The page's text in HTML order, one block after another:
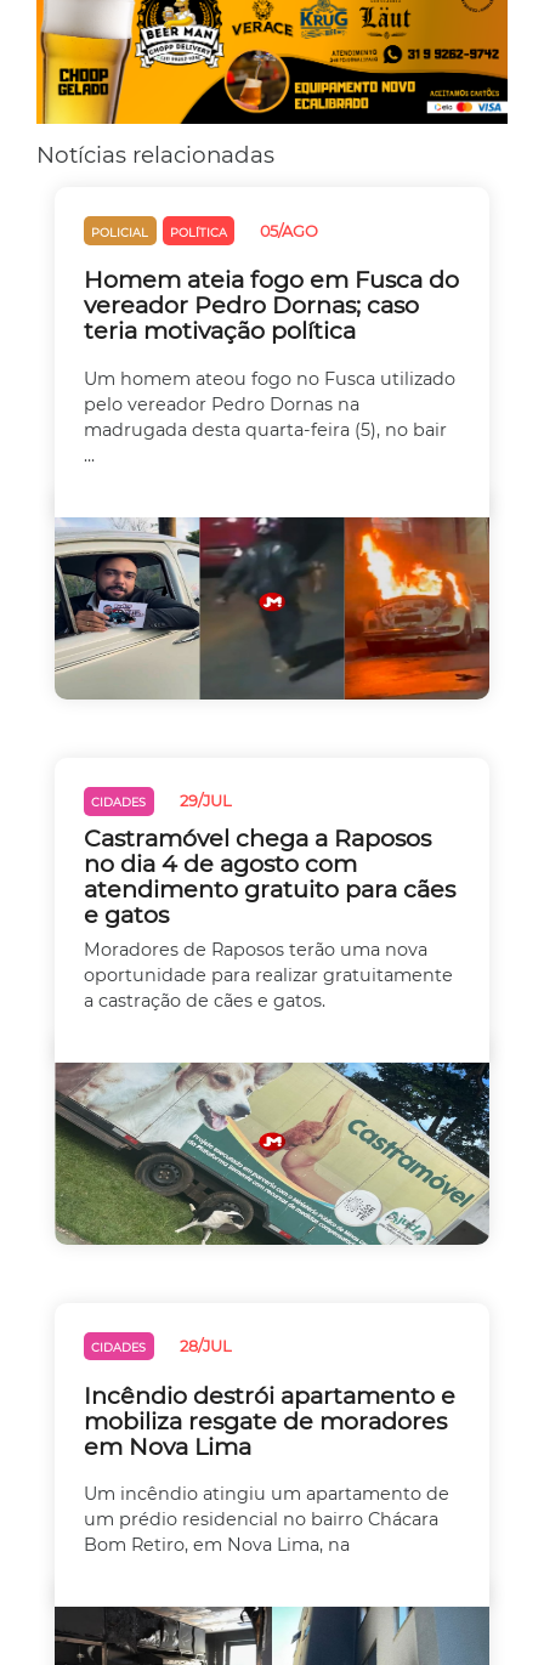
Notícias relacionadas
POLICIAL POLÍTICA 05/AGO
Homem ateia fogo em Fusca do
vereador Pedro Dornas; caso
teria motivação política
Um homem ateou fogo no Fusca utilizado
pelo vereador Pedro Dornas na
madrugada desta quarta-feira (5), no bair
...
CIDADES 29/JUL
Castramóvel chega a Raposos
no dia 4 de agosto com
atendimento gratuito para cães
e gatos
Moradores de Raposos terão uma nova
oportunidade para realizar gratuitamente
a castração de cães e gatos.
CIDADES 28/JUL
Incêndio destrói apartamento e
mobiliza resgate de moradores
em Nova Lima
Um incêndio atingiu um apartamento de
um prédio residencial no bairro Chácara
Bom Retiro, em Nova Lima, na